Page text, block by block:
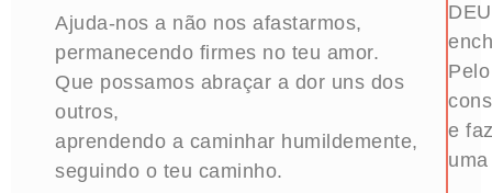
Ajuda-nos a não nos afastarmos,
permanecendo firmes no teu amor.
Que possamos abraçar a dor uns dos
outros,
aprendendo a caminhar humildemente,
seguindo o teu caminho.
e